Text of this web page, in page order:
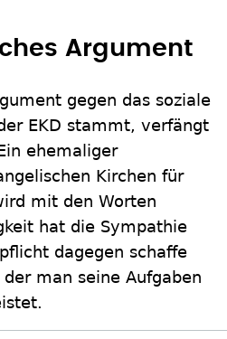
Argument
gegen das soziale
EKD stammt, verfängt
ehemaliger
Kirchen für
mit den Worten
hat die Sympathie
dagegen schaffe
man seine Aufgaben